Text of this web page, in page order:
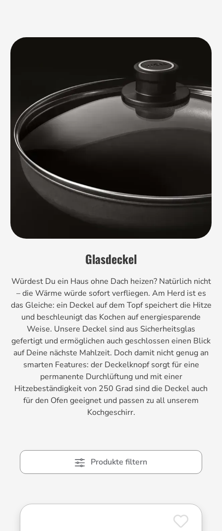
Glasdeckel
Würdest Du ein Haus ohne Dach heizen? Natürlich nicht
– die Wärme würde sofort verfliegen. Am Herd ist es
das Gleiche: ein Deckel auf dem Topf speichert die Hitze
und beschleunigt das Kochen auf energiesparende
Weise. Unsere Deckel sind aus Sicherheitsglas
gefertigt und ermöglichen auch geschlossen einen Blick
auf Deine nächste Mahlzeit. Doch damit nicht genug an
smarten Features: der Deckelknopf sorgt für eine
permanente Durchlüftung und mit einer
Hitzebeständigkeit von 250 Grad sind die Deckel auch
für den Ofen geeignet und passen zu all unserem
Kochgeschirr.
Produkte filtern